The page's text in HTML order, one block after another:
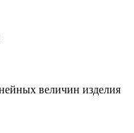
величин изделия